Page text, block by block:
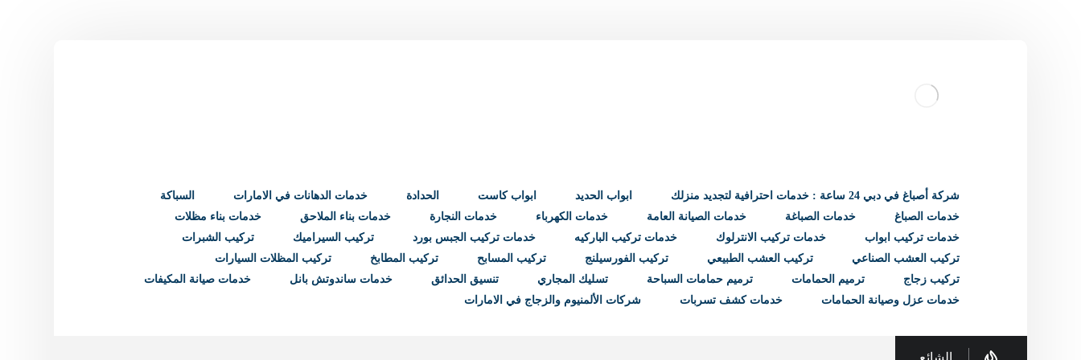
شركة أصباغ في دبي 24 ساعة : خدمات احترافية لتجديد منزلك ابواب الحديد ابواب كاست الحدادة خدمات الدهانات في الامارات
السباكة
خدمات الصباغ
خدمات الصباغة خدمات الصيانة العامة خدمات الكهرباء خدمات النجارة خدمات بناء الملاحق
خدمات بناء مظلات
خدمات تركيب ابواب
خدمات تركيب الانترلوك خدمات تركيب الباركيه خدمات تركيب الجبس بورد تركيب السيراميك
تركيب الشبرات
تركيب العشب الصناعي
تركيب العشب الطبيعي تركيب الفورسيلنج تركيب المسابح تركيب المطابخ
تركيب المظلات السيارات
تركيب زجاج
ترميم الحمامات ترميم حمامات السباحة تسليك المجاري تنسيق الحدائق خدمات ساندوتش بانل
خدمات صيانة المكيفات
خدمات عزل وصيانة الحمامات
خدمات كشف تسربات شركات الألمنيوم والزجاج في الامارات
الشائع